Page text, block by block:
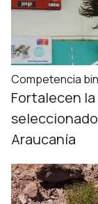
Competencia
Fortalecen
Araucanía